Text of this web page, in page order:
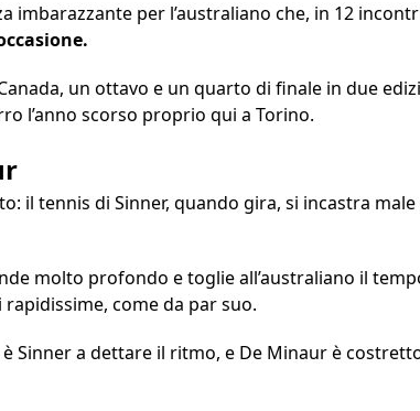
per l’australiano che, in 12
un ottavo e un quarto di finale in due
l’anno scorso proprio qui a Torino.
il tennis di Sinner, quando gira, si incastra male
molto profondo e toglie all’australiano il
come da par suo.
Sinner a dettare il ritmo, e De Minaur è